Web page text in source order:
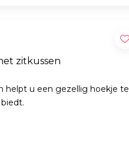
zitkussen
helpt u een gezellig hoekje te